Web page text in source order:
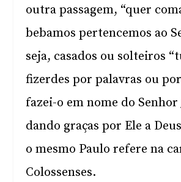
outra passagem, “quer
bebamos pertencemos ao
seja, casados ou solteiros
fizerdes por palavras ou
fazei-o em nome do Senhor
dando graças por Ele a
o mesmo Paulo refere na
Colossenses.